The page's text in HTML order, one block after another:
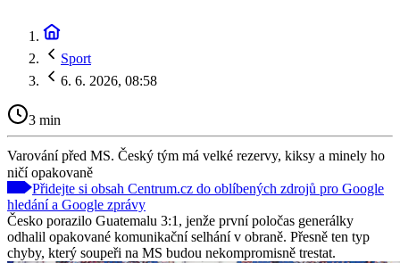
Sport
6. 6. 2026, 08:58
3 min
Varování před MS. Český tým má velké rezervy, kiksy a minely ho
ničí opakovaně
Přidejte si obsah Centrum.cz do oblíbených zdrojů pro Google
hledání a Google zprávy
Česko porazilo Guatemalu 3:1, jenže první poločas generálky
odhalil opakované komunikační selhání v obraně. Přesně ten typ
chyby, který soupeři na MS budou nekompromisně trestat.